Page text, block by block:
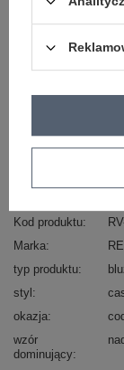
Masz pytanie?
skład materiału :
sposób prania :
Kod produktu
Marka
typ produktu
styl
okazja
wzór
dominujący